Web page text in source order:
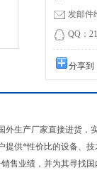
发邮件
QQ：
分享到
生产厂家直接进货
供*性价比的设备、
售业绩，并为其寻找国